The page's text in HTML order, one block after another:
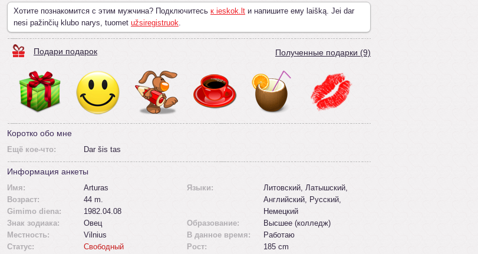
Хотите познакомится с этим мужчина? Подключитесь к ieskok.lt и напишите ему laišką. Jei dar
nesi pažinčių klubo narys, tuomet užsiregistruok.
Подари подарок Полученные подарки (9)
Коротко обо мне
Ещё кое-что: Dar šis tas
Информация анкеты
Имя:
Arturas
Возраст:
44 m.
Gimimo diena:
1982.04.08
Знак зодиака:
Овец
Местность:
Vilnius
Статус:
Свободный
Языки:
Литовский, Латышский,
Английский, Русский,
Немецкий
Образование:
Высшее (колледж)
В данное время:
Работаю
Рост:
185 cm